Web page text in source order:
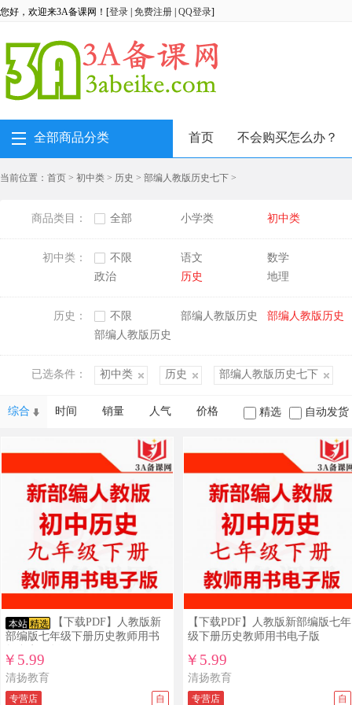
您好，欢迎来3A备课网！[登录 免费注册 QQ登录]
全部商品分类 首页 不会购买怎么办？
当前位置： 首页 > 初中类 > 历史 > 部编人教版历史七下 >
商品类目： 全部 小学类 初中类
初中类： 不限 语文
数学
政治
历史 地理
历史： 不限
部编人教版历史
部编人教版历史
部编人教版历史
已选条件： 初中类 历史 部编人教版历史七下
综合 时间 销量 人气 价格 精选 自动发货
本站 精选
【下载PDF】人教版新
部编版七年级下册历史教师用书
￥5.99
清扬教育
专营店 自
【下载PDF】人教版新部编版七年
级下册历史教师用书电子版
￥5.99
清扬教育
专营店 自